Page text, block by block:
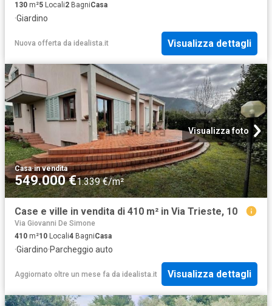
130 m²5 Locali2 BagniCasa
·Giardino
Nuova offerta da idealista.it Visualizza dettagli
Visualizza foto
Casa·in vendita
549.000 €1.339 €/m²
Case e ville in vendita di 410 m² in Via Trieste, 10
Via Giovanni De Simone
410 m²10 Locali4 BagniCasa
·Giardino·Parcheggio auto
Aggiornato oltre un mese fa da idealista.it Visualizza dettagli